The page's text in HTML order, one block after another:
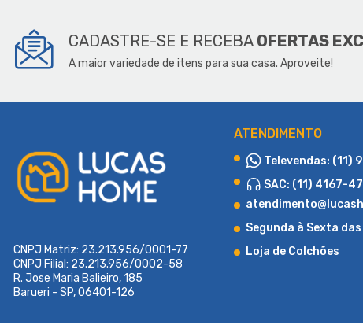
SOBRE
CADASTRE-SE E RECEBA OFERTAS
A maior variedade de itens para sua casa. Aproveite!
CNPJ Matriz: 23.213.956/0001-77
CNPJ Filial: 23.213.956/0002-58
R. Jose Maria Balieiro, 185
Barueri - SP, 06401-126
ATENDIMENTO
Televendas: (11)
SAC: (11) 4167-
Segunda à Sexta
Loja de Colchões